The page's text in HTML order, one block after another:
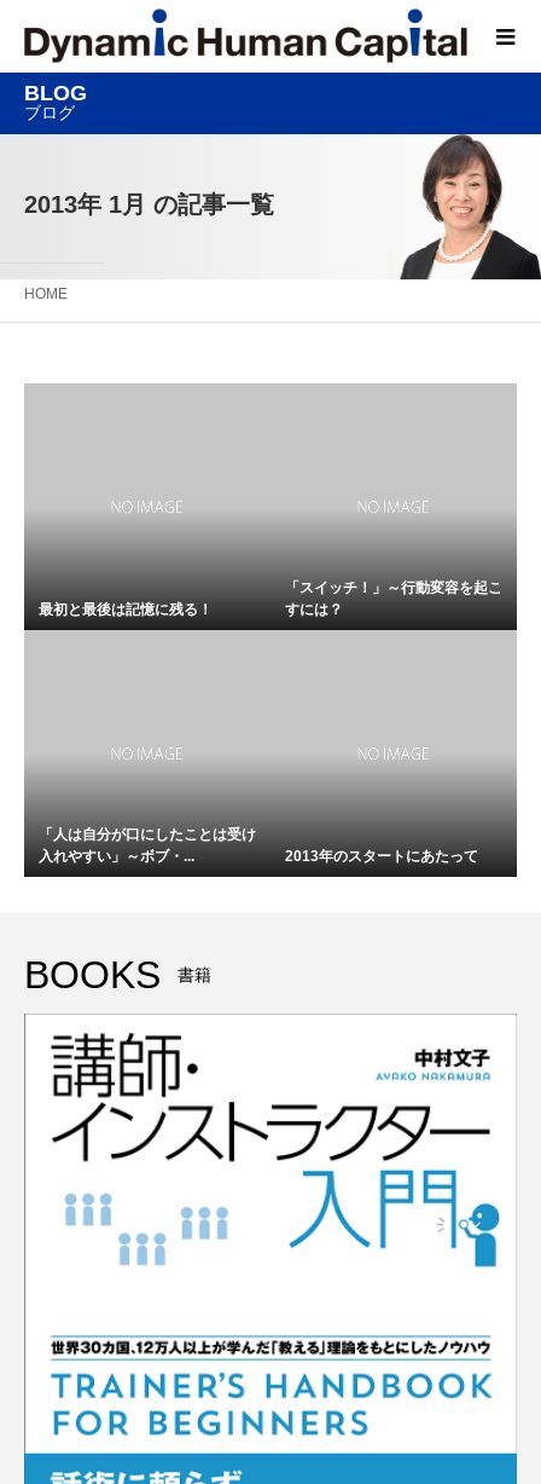
BLOG
ブログ
2013年 1月 の記事一覧
HOME
最初と最後は記憶に残る！
「スイッチ！」～行動変容を起こ
すには？
「人は自分が口にしたことは受け
入れやすい」～ボブ・...
2013年のスタートにあたって
BOOKS 書籍